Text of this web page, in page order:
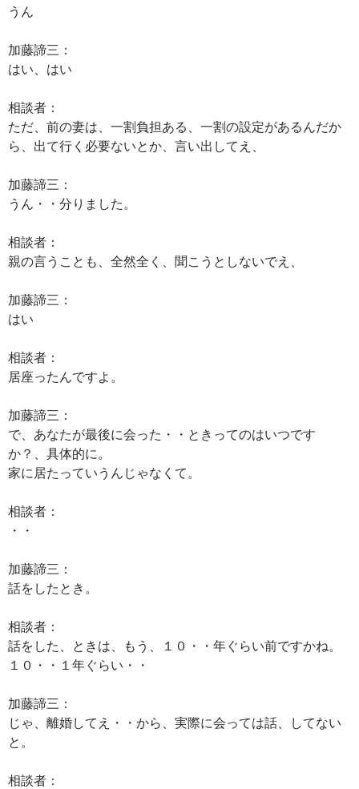
うん
加藤諦三：
はい、はい
相談者：
ただ、前の妻は、一割負担ある、一割の設定があるんだか
ら、出て行く必要ないとか、言い出してえ、
加藤諦三：
うん・・分りました。
相談者：
親の言うことも、全然全く、聞こうとしないでえ、
加藤諦三：
はい
相談者：
居座ったんですよ。
加藤諦三：
で、あなたが最後に会った・・ときってのはいつです
か？、具体的に。
家に居たっていうんじゃなくて。
相談者：
・・
加藤諦三：
話をしたとき。
相談者：
話をした、ときは、もう、１０・・年ぐらい前ですかね。
１０・・１年ぐらい・・
加藤諦三：
じゃ、離婚してえ・・から、実際に会っては話、してない
と。
相談者：